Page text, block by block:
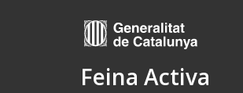
Feina Activa